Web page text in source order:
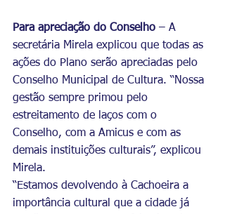
Para apreciação do Conselho – A
secretária Mirela explicou que todas as
ações do Plano serão apreciadas pelo
Conselho Municipal de Cultura. “Nossa
gestão sempre primou pelo
estreitamento de laços com o
Conselho, com a Amicus e com as
demais instituições culturais”, explicou
Mirela.
“Estamos devolvendo à Cachoeira a
importância cultural que a cidade já